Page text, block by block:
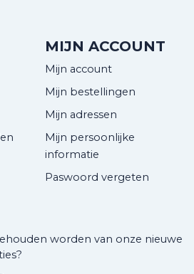
MIJN ACCOUNT
Mijn account
Mijn bestellingen
Mijn adressen
Mijn persoonlijke
informatie
Paswoord vergeten
worden van onze nieuwe